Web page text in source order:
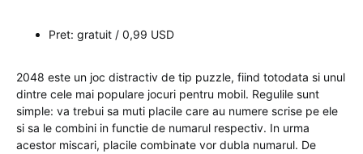
Pret: gratuit / 0,99 USD
2048 este un joc distractiv de tip puzzle, fiind totodata si unul
dintre cele mai populare jocuri pentru mobil. Regulile sunt
simple: va trebui sa muti placile care au numere scrise pe ele
si sa le combini in functie de numarul respectiv. In urma
acestor miscari, placile combinate vor dubla numarul. De